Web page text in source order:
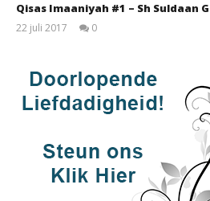
Qisas Imaaniyah #1 – Sh Suldaan
22 juli 2017
0